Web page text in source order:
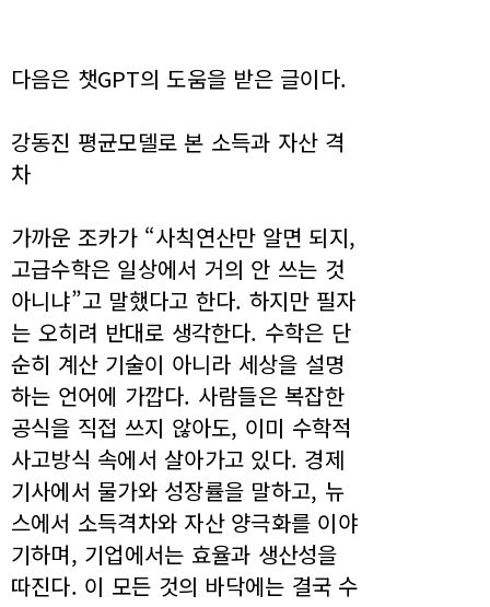
다음은 챗GPT의 도움을 받은 글이다.
강동진 평균모델로 본 소득과 자산 격
차
가까운 조카가 “사칙연산만 알면 되지,
고급수학은 일상에서 거의 안 쓰는 것
아니냐”고 말했다고 한다. 하지만 필자
는 오히려 반대로 생각한다. 수학은 단
순히 계산 기술이 아니라 세상을 설명
하는 언어에 가깝다. 사람들은 복잡한
공식을 직접 쓰지 않아도, 이미 수학적
사고방식 속에서 살아가고 있다. 경제
기사에서 물가와 성장률을 말하고, 뉴
스에서 소득격차와 자산 양극화를 이야
기하며, 기업에서는 효율과 생산성을
따진다. 이 모든 것의 바닥에는 결국 수